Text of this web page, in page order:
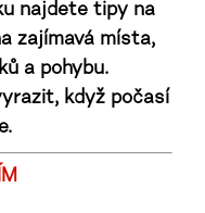
najdete tipy na
zajímavá místa,
a pohybu.
když počasí